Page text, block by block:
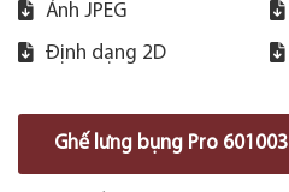
Ảnh JPEG
Định dạng 2D
Ghế lưng bụng Pro 601003